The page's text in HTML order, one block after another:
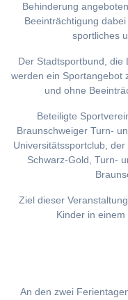
Behinderung
Beeinträchtigung
sportliches
Der Stadtsportbund, die
werden ein Sportangebot
und ohne
Beteiligte
Braunschweiger Turn-
Universitätssportclub,
Schwarz-Gold, Turn-
Ziel dieser
Kinder in
An den zwei